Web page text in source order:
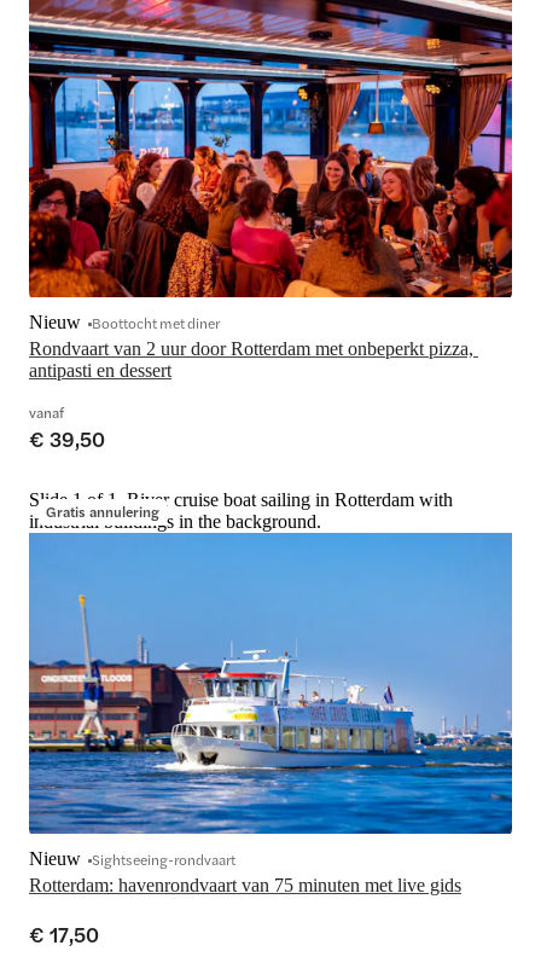
Rondvaart van 2 uur door Rotterdam met onbeperkt pizza,
antipasti en dessert
Nieuw Boottocht met diner
vanaf
€ 39,50
Gratis annulering
Slide 1 of 1, River cruise boat sailing in Rotterdam with
industrial buildings in the background.
Rotterdam: havenrondvaart van 75 minuten met live gids
Nieuw Sightseeing-rondvaart
€ 17,50